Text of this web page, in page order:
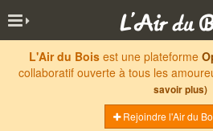
L'Air du Boisest une plateforme
collaboratif ouverte à tous les
savoir plus)
Rejoindre l'Air du